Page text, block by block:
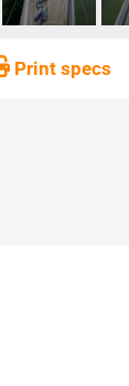
Print specs